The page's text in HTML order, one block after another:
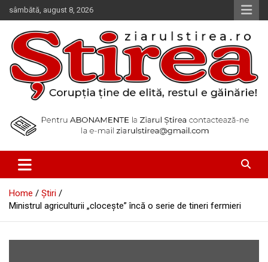
Skip
to
content
sâmbătă, august 8, 2026
Ziarul Știrea
Home
Știri
Ministrul agriculturii „cloceşte” încă o serie de tineri fermieri